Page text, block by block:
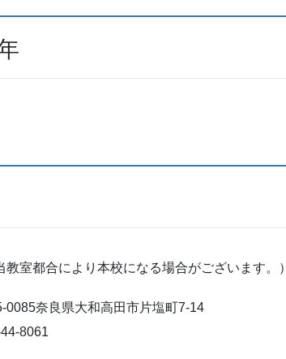
室都合により本校になる場合がございます。）
0085奈良県大和高田市片塩町7-14
8061